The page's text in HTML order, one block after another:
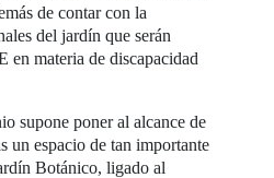
de contar con la
del jardín que serán
en materia de discapacidad
supone poner al alcance de
un espacio de tan importante
Botánico, ligado al